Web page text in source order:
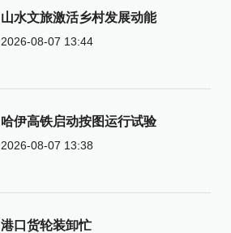
山水文旅激活乡村发展动能
2026-08-07 13:44
哈伊高铁启动按图运行试验
2026-08-07 13:38
港口货轮装卸忙